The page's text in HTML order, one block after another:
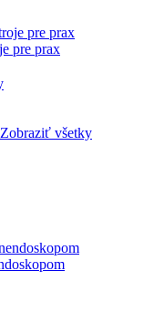
pre prax
Zobraziť všetky